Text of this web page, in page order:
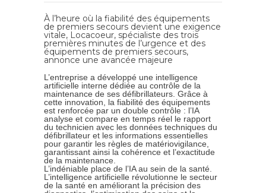
À l’heure où la fiabilité des équipements
de premiers secours devient une exigence
vitale, Locacoeur, spécialiste des trois
premières minutes de l’urgence et des
équipements de premiers secours,
annonce une avancée majeure
L’entreprise a développé une intelligence
artificielle interne dédiée au contrôle de la
maintenance de ses défibrillateurs. Grâce à
cette innovation, la fiabilité des équipements
est renforcée par un double contrôle : l’IA
analyse et compare en temps réel le rapport
du technicien avec les données techniques du
défibrillateur et les informations essentielles
pour garantir les règles de matériovigilance,
garantissant ainsi la cohérence et l’exactitude
de la maintenance.
L’indéniable place de l’IA au sein de la santé.
L’intelligence artificielle révolutionne le secteur
de la santé en améliorant la précision des